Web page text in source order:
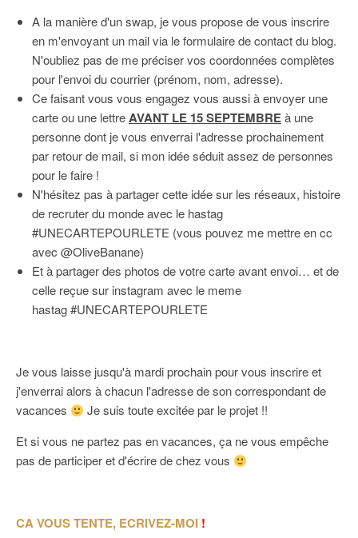
A la manière d'un swap, je vous propose de vous inscrire
en m'envoyant un mail via le formulaire de contact du blog.
N'oubliez pas de me préciser vos coordonnées complètes
pour l'envoi du courrier (prénom, nom, adresse).
Ce faisant vous vous engagez vous aussi à envoyer une
carte ou une lettreAVANT LE 15 SEPTEMBREà une
personne dont je vous enverrai l'adresse prochainement
par retour de mail, si mon idée séduit assez de personnes
pour le faire !
N'hésitez pas à partager cette idée sur les réseaux, histoire
de recruter du monde avec le hastag
#UNECARTEPOURLETE (vous pouvez me mettre en cc
avec @OliveBanane)
Et à partager des photos de votre carte avant envoi… et de
celle reçue sur instagram avec le meme
hastag #UNECARTEPOURLETE
Je vous laisse jusqu'à mardi prochain pour vous inscrire et
j'enverrai alors à chacun l'adresse de son correspondant de
vacances
Je suis toute excitée par le projet !!
Et si vous ne partez pas en vacances, ça ne vous empêche
pas de participer et d'écrire de chez vous
CA VOUS TENTE, ECRIVEZ-MOI !